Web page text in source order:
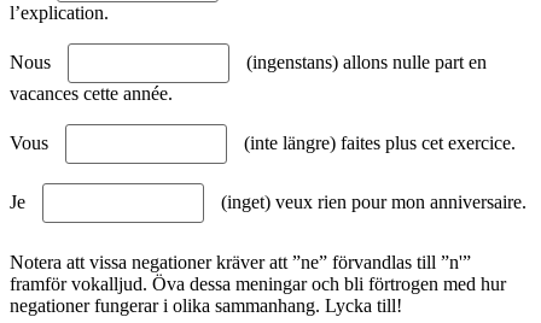
l’explication.
Nous
(ingenstans) allons nulle part en
vacances cette année.
Vous (inte längre) faites plus cet exercice.
Je (inget) veux rien pour mon anniversaire.
Notera att vissa negationer kräver att ”ne” förvandlas till ”n'”
framför vokalljud. Öva dessa meningar och bli förtrogen med hur
negationer fungerar i olika sammanhang. Lycka till!